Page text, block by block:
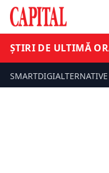
ȘTIRI DE ULTIMĂ
SMARTDIGI